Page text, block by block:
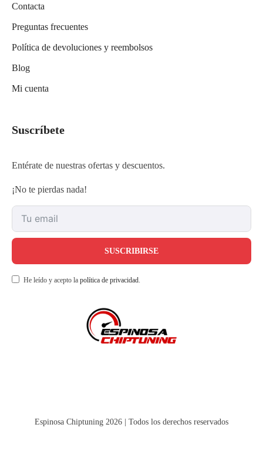
Contacta
Preguntas frecuentes
Política de devoluciones y reembolsos
Blog
Mi cuenta
Suscríbete
Entérate de nuestras ofertas y descuentos.
¡No te pierdas nada!
SUSCRIBIRSE
He leído y acepto la política de privacidad
Espinosa Chiptuning 2026 | Todos los derechos reservados